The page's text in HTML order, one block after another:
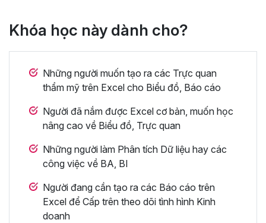
Khóa học này dành cho?
Những người muốn tạo ra các Trực quan
thẩm mỹ trên Excel cho Biểu đồ, Báo cáo
Người đã nắm được Excel cơ bản, muốn học
nâng cao về Biểu đồ, Trực quan
Những người làm Phân tích Dữ liệu hay các
công việc về BA, BI
Người đang cần tạo ra các Báo cáo trên
Excel để Cấp trên theo dõi tình hình Kinh
doanh